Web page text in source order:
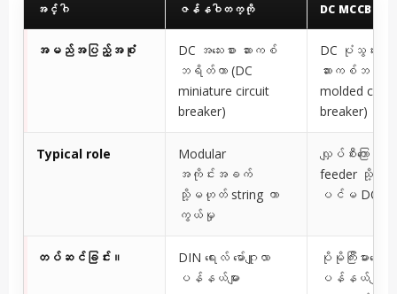
အင်္ဂါ ဇန်နဝါတက္ကို DC MCCB
အမည်အပြည့်အစုံ
DC အသေးစား ဆားကစ်
ဘရိတ်ကာ (DC
miniature circuit
breaker)
DC ပုံသွင်း
ဆားကစ်ဘရိတ်
molded case
breaker)
Typical role
Modular
အကိုင်းအခက်
သို့မဟုတ် string ကာ
ကွယ်မှု
လျှပ်စီးကြောင်းမြ
feeder သို့မ
ပင်မ DC
တပ်ဆင်ခြင်း။
DIN ရေးလ် မော်ဂျူလာ
ပန်နယ်များ
ပိုမိုကြီးမားသော ဖ
ပန်နယ်မျာ